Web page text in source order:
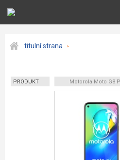
titulní strana
PRODUKT Motorola Moto G8